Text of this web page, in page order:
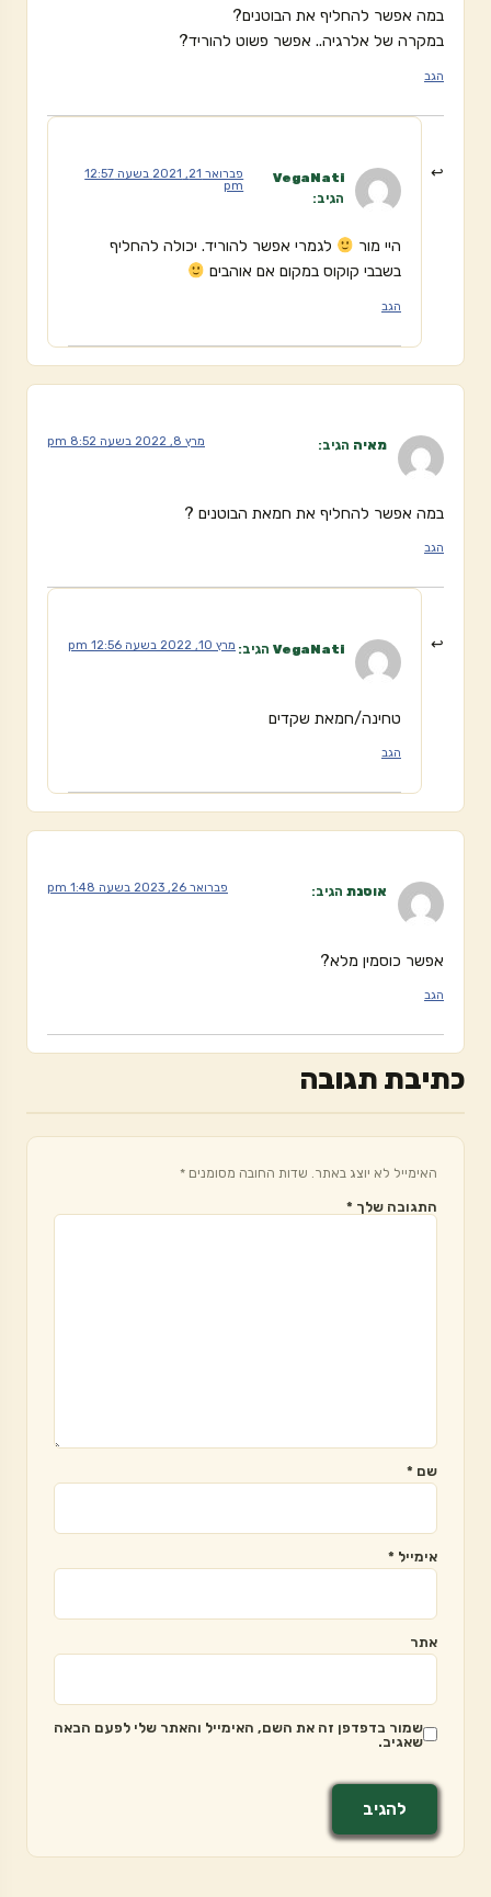
במה אפשר להחליף את הבוטנים?
במקרה של אלרגיה.. אפשר פשוט להוריד?
הגב
VegaNati
הגיב:
פברואר 21, 2021 בשעה 12:57
pm
היי מור
לגמרי אפשר להוריד. יכולה להחליף
בשבבי קוקוס במקום אם אוהבים
הגב
מאיה הגיב: מרץ 8, 2022 בשעה 8:52 pm
במה אפשר להחליף את חמאת הבוטנים ?
הגב
VegaNati הגיב: מרץ 10, 2022 בשעה 12:56 pm
טחינה/חמאת שקדים
הגב
אוסנת הגיב: פברואר 26, 2023 בשעה 1:48 pm
אפשר כוסמין מלא?
הגב
כתיבת תגובה
האימייל לא יוצג באתר. שדות החובה מסומנים *
התגובה שלך *
שם *
אימייל *
אתר
שמור בדפדפן זה את השם, האימייל והאתר שלי לפעם הבאה
שאגיב.